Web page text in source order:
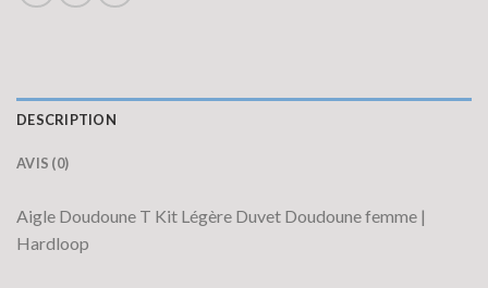
DESCRIPTION
AVIS (0)
Aigle Doudoune T Kit Légère Duvet Doudoune femme |
Hardloop